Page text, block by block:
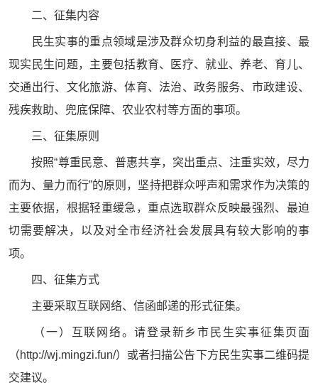
二、征集内容
民生实事的重点领域是涉及群众切身利益的最直接、最
现实民生问题，主要包括教育、医疗、就业、养老、育儿、
交通出行、文化旅游、体育、法治、政务服务、市政建设、
残疾救助、兜底保障、农业农村等方面的事项。
三、征集原则
按照“尊重民意、普惠共享，突出重点、注重实效，尽力
而为、量力而行”的原则，坚持把群众呼声和需求作为决策的
主要依据，根据轻重缓急，重点选取群众反映最强烈、最迫
切需要解决，以及对全市经济社会发展具有较大影响的事
项。
四、征集方式
主要采取互联网络、信函邮递的形式征集。
（一）互联网络。请登录新乡市民生实事征集页面
（http://wj.mingzi.fun/）或者扫描公告下方民生实事二维码提
交建议。